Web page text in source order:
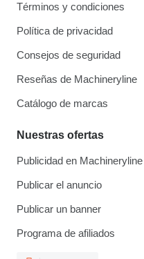
Términos y condiciones
Política de privacidad
Consejos de seguridad
Reseñas de Machineryline
Catálogo de marcas
Nuestras ofertas
Publicidad en Machineryline
Publicar el anuncio
Publicar un banner
Programa de afiliados